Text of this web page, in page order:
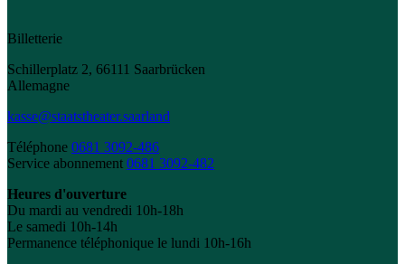
Billetterie
Schillerplatz 2, 66111 Saarbrücken
Allemagne
kasse@staatstheater.saarland
Téléphone 0681 3092-486
Service abonnement 0681 3092-482
Heures d'ouverture
Du mardi au vendredi 10h-18h
Le samedi 10h-14h
Permanence téléphonique le lundi 10h-16h